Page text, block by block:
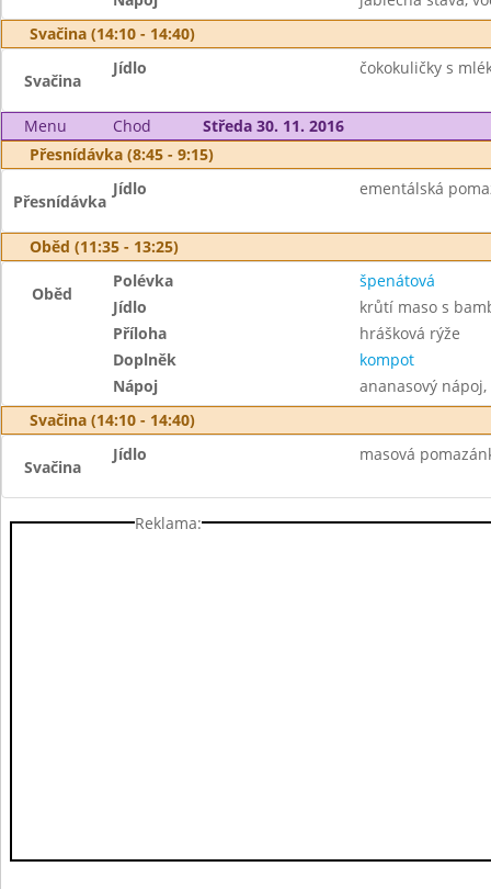
Svačina (14:10 - 14:40)
Svačina
Jídlo čokokuličky s
Menu Chod
Středa 30. 11. 2016
Přesnídávka (8:45 - 9:15)
Přesnídávka
Jídlo ementálská
Oběd (11:35 - 13:25)
Oběd
Polévka
špenátová
Jídlo
krůtí maso s
Příloha
hrášková rýže
Doplněk
kompot
Nápoj
ananasový nápoj,
Svačina (14:10 - 14:40)
Svačina
Jídlo masová
Reklama: